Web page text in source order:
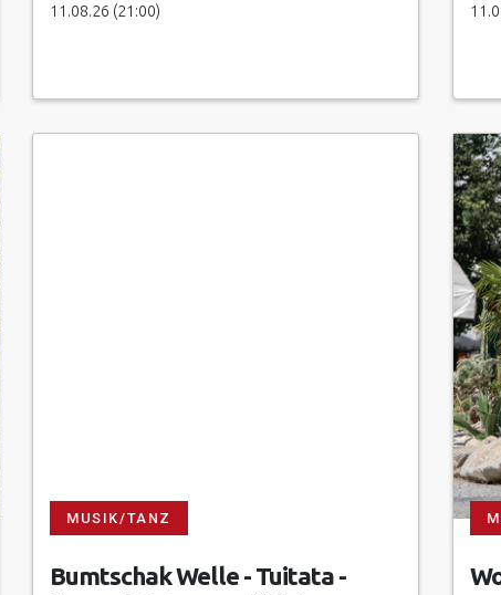
11.08.26 (21:00)
MUSIK/TANZ
Bumtschak Welle - Tuitata -